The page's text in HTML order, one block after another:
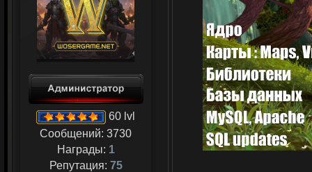
60 lvl
Сообщений: 3730
Награды: 1
Репутация: 75